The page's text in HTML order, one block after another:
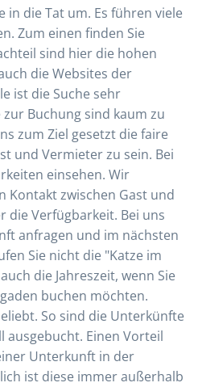
in die Tat um. Es führen viele
Zum einen finden Sie
sind hier die hohen
die Websites der
ist die Suche sehr
Buchung sind kaum zu
zum Ziel gesetzt die faire
und Vermieter zu sein. Bei
einsehen. Wir
Kontakt zwischen Gast und
die Verfügbarkeit. Bei uns
anfragen und im nächsten
Sie nicht die "Katze im
die Jahreszeit, wenn Sie
buchen möchten.
So sind die Unterkünfte
ausgebucht. Einen Vorteil
Unterkunft in der
ist diese immer außerhalb